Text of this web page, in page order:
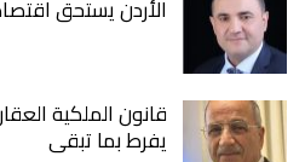
الأردن يستحق
يفرط بما تبقى